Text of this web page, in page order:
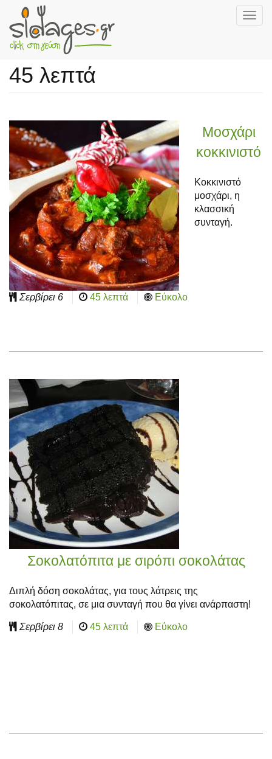
Skip
main
content
45 λεπτά
Μοσχάρι
κοκκινιστό
Κοκκινιστό
μοσχάρι, η
κλασσική
συνταγή.
Σερβίρει 6 45 λεπτά Εύκολο
Σοκολατόπιτα με σιρόπι σοκολάτας
Διπλή δόση σοκολάτας, για τους λάτρεις της
σοκολατόπιτας, σε μια συνταγή που θα γίνει ανάρπαστη!
Σερβίρει 8 45 λεπτά Εύκολο